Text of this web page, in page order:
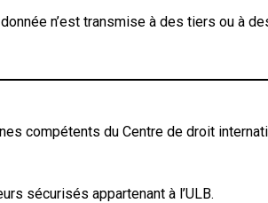
n’est transmise à des tiers ou à
compétents du Centre de droit
sécurisés appartenant à l’ULB.